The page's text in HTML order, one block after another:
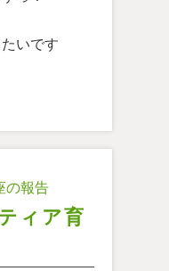
いです
の報告
ィア育